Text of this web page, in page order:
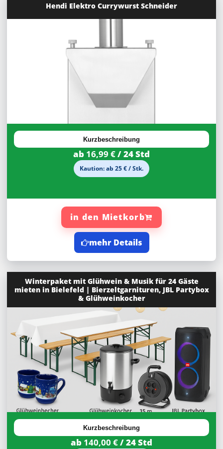
Hendi Elektro Currywurst Schneider
30%
Rabatt Kurzbeschreibung
ab 16,99 €/ 24 Std
Kaution: ab 25 € / Stk.
in den Mietkorb
mehr Details
Winterpaket mit Glühwein & Musik für 24 Gäste
mieten in Bielefeld | Bierzeltgarnituren, JBL Partybox
& Glühweinkocher
Kurzbeschreibung
ab 140,00 €/ 24 Std